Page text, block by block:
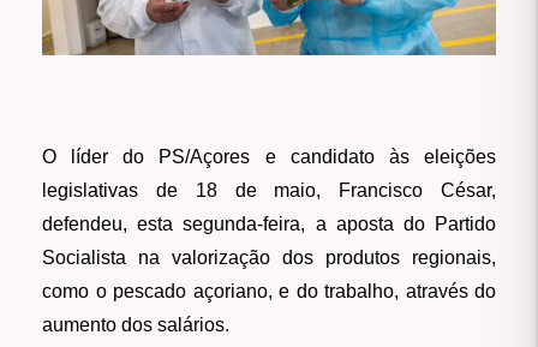
O líder do PS/Açores e candidato às eleições
legislativas de 18 de maio, Francisco César,
defendeu, esta segunda-feira, a aposta do Partido
Socialista na valorização dos produtos regionais,
como o pescado açoriano, e do trabalho, através do
aumento dos salários.